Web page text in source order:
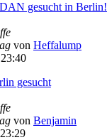
gesucht in Berlin!
von Heffalump
gesucht
von Benjamin